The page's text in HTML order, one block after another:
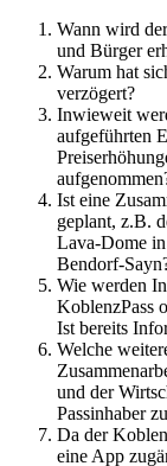
Wann wird
und Bürger
Warum hat
verzögert?
Inwieweit
aufgeführten
Ist eine
geplant, z.B.
Lava-Dome
Bendorf-
Wie werden
KoblenzPass
Ist bereits
Welche
und der
Passinhaber
Da der
eine App